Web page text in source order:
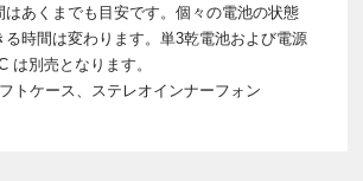
あくまでも目安です。個々の電池の状態
る時間は変わります。単3乾電池および電源
は別売となります。
トケース、ステレオインナーフォン